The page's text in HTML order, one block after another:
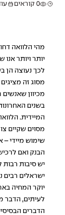
0 קוראים
מהי הלוואה
יותר ויותר
לכך נעוצה הן
מסוג זה
מכיוון שאנשים
בשנים
המיידית.
מסוים שקיים
שימוש מיידי –
הבנק ואם
יש סיבות רבות
ישראלים רבים
יוקר המחיה
לעיתים, הדבר
הדברים